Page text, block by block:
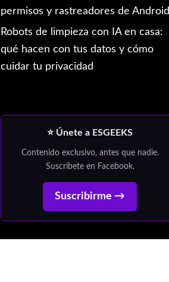
permisos y rastreadores de Android
Robots de limpieza con IA en casa:
qué hacen con tus datos y cómo
cuidar tu privacidad
⭐ Únete a ESGEEKS
Contenido exclusivo, antes que nadie.
Suscríbete en Facebook.
Suscribirme →